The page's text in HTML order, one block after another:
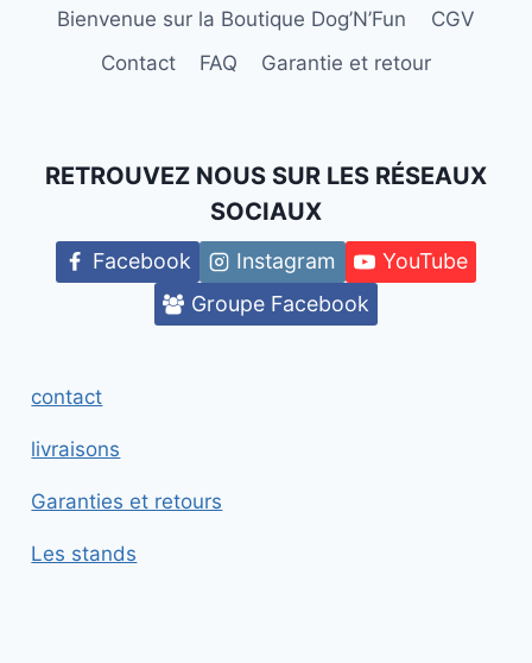
Bienvenue sur la Boutique Dog’N’Fun
CGV
Contact
FAQ Garantie et retour
RETROUVEZ NOUS SUR LES RÉSEAUX
SOCIAUX
Facebook Instagram
YouTube
Groupe Facebook
contact
livraisons
Garanties et retours
Les stands